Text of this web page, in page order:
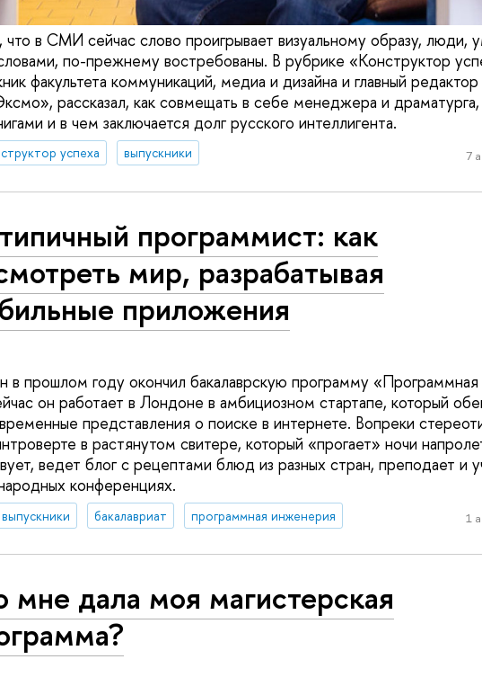
в СМИ сейчас слово проигрывает визуальному образу, люди,
по-прежнему востребованы. В рубрике «Конструктор
факультета коммуникаций, медиа и дизайна и главный редактор
рассказал, как совмещать в себе менеджера и драматурга,
и в чем заключается долг русского интеллигента.
успеха выпускники 7
программист: как
мир, разрабатывая
приложения
в прошлом году окончил бакалаврскую программу «Программная
он работает в Лондоне в амбициозном стартапе, который
представления о поиске в интернете. Вопреки
в растянутом свитере, который «прогает» ночи
ведет блог с рецептами блюд из разных стран, преподает и
конференциях.
выпускники бакалавриат программная инженерия 1
мне дала моя магистерская